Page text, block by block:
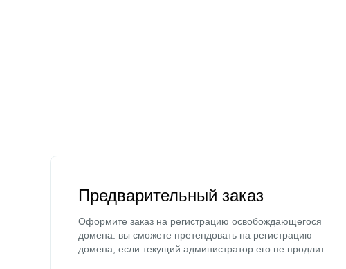
Предварительный заказ
Оформите заказ на регистрацию освобождающегося
домена: вы сможете претендовать на регистрацию
домена, если текущий администратор его не продлит.